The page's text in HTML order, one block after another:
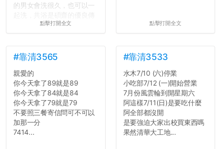
的男女會洗很久，也可以一
舍房間，都歡迎留言讓我知
道...
點擊打開全文 點擊打開全文
#靠清3565
親愛的
你今天拿了89就是89
你今天拿了84就是84
你今天拿了79就是79
不要照三餐寄信問可不可以
加那一分
7414...
#靠清3533
水木7/10 (六)停業
小吃部7/12 (一)開始營業
7月份風雲輪到開星期六
阿這樣7/11(日)是要吃什麼
阿全部都沒開
是要強迫大家出校買東西嗎
果然清華大工地...